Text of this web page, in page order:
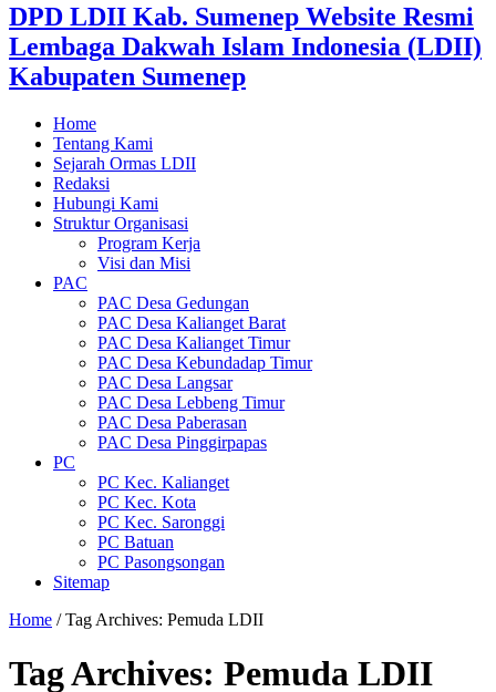
DPD LDII Kab. Sumenep Website Resmi
Lembaga Dakwah Islam Indonesia (LDII)
Kabupaten Sumenep
Home
Tentang Kami
Sejarah Ormas LDII
Redaksi
Hubungi Kami
Struktur Organisasi
Program Kerja
Visi dan Misi
PAC
PAC Desa Gedungan
PAC Desa Kalianget Barat
PAC Desa Kalianget Timur
PAC Desa Kebundadap Timur
PAC Desa Langsar
PAC Desa Lebbeng Timur
PAC Desa Paberasan
PAC Desa Pinggirpapas
PC
PC Kec. Kalianget
PC Kec. Kota
PC Kec. Saronggi
PC Batuan
PC Pasongsongan
Sitemap
Home / Tag Archives: Pemuda LDII
Tag Archives: Pemuda LDII